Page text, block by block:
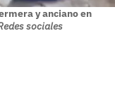
y anciano en
sociales